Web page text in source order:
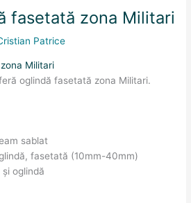
fasetată zona Militari
Patrice
Militari
oglindă fasetată zona Militari.
sablat
fasetată (10mm-40mm)
oglindă